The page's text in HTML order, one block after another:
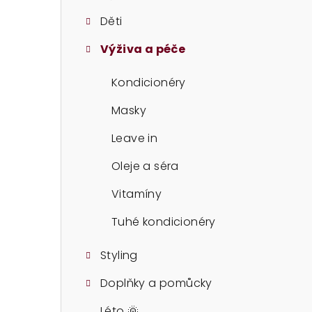
Děti
Výživa a péče
Kondicionéry
Masky
Leave in
Oleje a séra
Vitamíny
Tuhé kondicionéry
Styling
Doplňky a pomůcky